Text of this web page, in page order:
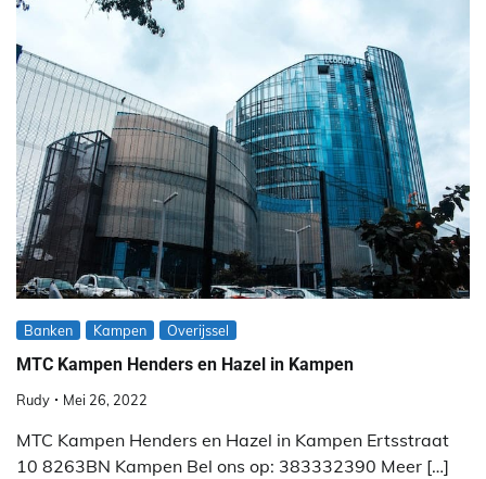
Banken Kampen Overijssel
MTC Kampen Henders en Hazel in Kampen
Rudy Mei 26, 2022
MTC Kampen Henders en Hazel in Kampen Ertsstraat
10 8263BN Kampen Bel ons op: 383332390 Meer […]